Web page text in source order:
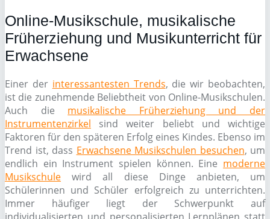
Online-Musikschule, musikalische
Früherziehung und Musikunterricht für
Erwachsene
Einer der interessantesten Trends, die wir beobachten,
ist die zunehmende Beliebtheit von Online-Musikschulen.
Auch die musikalische Früherziehung und der
Instrumentenzirkel sind weiter beliebt und wichtige
Faktoren für den späteren Erfolg eines Kindes. Ebenso im
Trend ist, dass Erwachsene Musikschulen besuchen, um
endlich ein Instrument spielen können. Eine moderne
Musikschule wird all diese Dinge anbieten, um
Schülerinnen und Schüler erfolgreich zu unterrichten.
Immer häufiger liegt der Schwerpunkt auf